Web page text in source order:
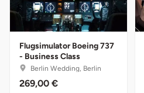
Flugsimulator Boeing 737
- Business Class
Berlin Wedding, Berlin
269,00 €
Flensburg
Frankfurt am Main
Freiberg